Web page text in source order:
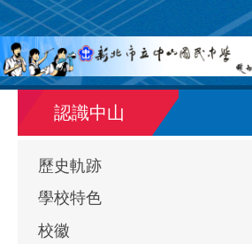
跳
到
主
要
認識中山
歷史軌跡
學校特色
校徽